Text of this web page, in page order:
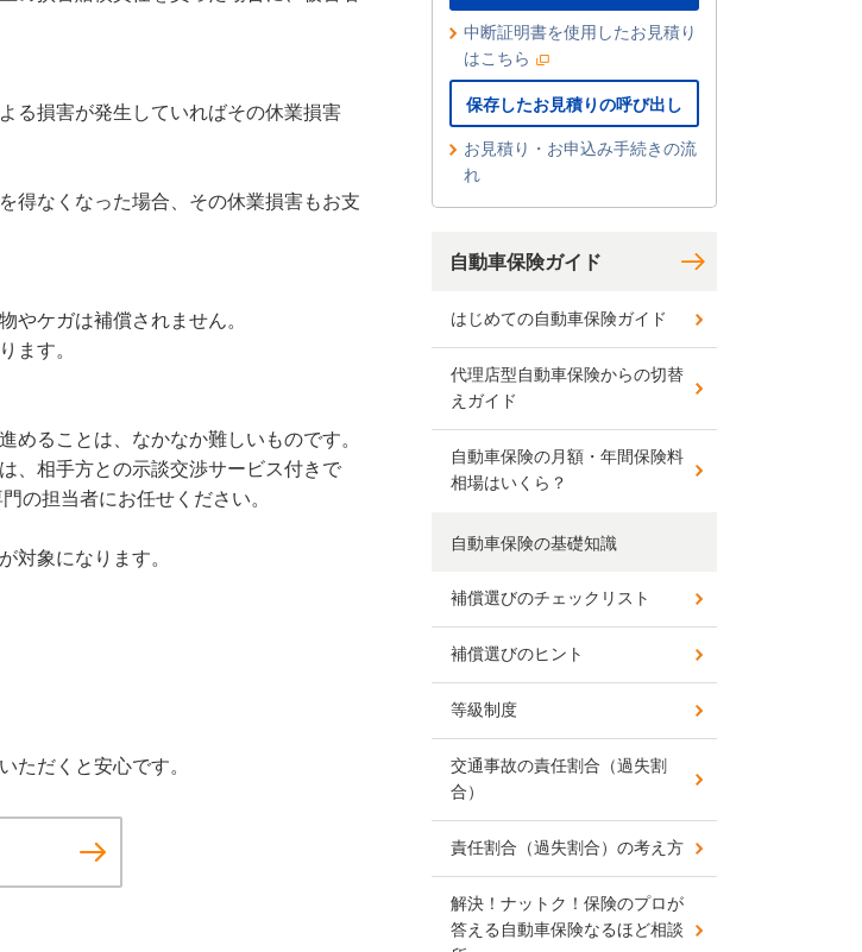
る損害が発生していればその休業損害
得なくなった場合、その休業損害もお支
やケガは補償されません。
ます。
めることは、なかなか難しいものです。
、相手方との示談交渉サービス付きで
の担当者にお任せください。
対象になります。
ただくと安心です。
中断証明書を使用したお見積り
はこちら
保存したお見積りの呼び出し
お見積り・お申込み手続きの流
れ
自動車保険ガイド
はじめての自動車保険ガイド
代理店型自動車保険からの切替
えガイド
自動車保険の月額・年間保険料
相場はいくら？
自動車保険の基礎知識
補償選びのチェックリスト
補償選びのヒント
等級制度
交通事故の責任割合（過失割
合）
責任割合（過失割合）の考え方
解決！ナットク！保険のプロが
答える自動車保険なるほど相談